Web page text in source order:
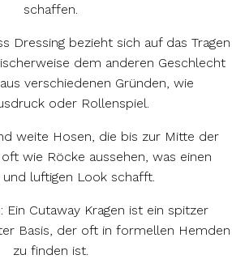
schaffen.
Dressing bezieht sich auf das Tragen
dem anderen Geschlecht
verschiedenen Gründen, wie
oder Rollenspiel.
weite Hosen, die bis zur Mitte der
wie Röcke aussehen, was einen
luftigen Look schafft.
: Ein Cutaway Kragen ist ein spitzer
Basis, der oft in formellen Hemden
zu finden ist.